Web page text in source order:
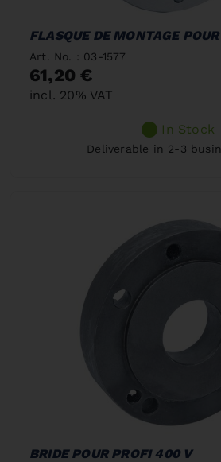
FLASQUE DE MONTAGE
Art. No. : 03-1577
61,20 €
incl. 20% VAT
In Stock
Deliverable in 2-3
BRIDE POUR PROFI 400 V